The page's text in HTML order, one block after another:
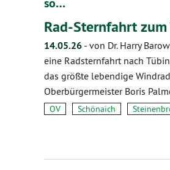
Rad-Sternfahrt
14.05.26 - von Dr. Harry
eine Radsternfahrt nach
das größte lebendige
Oberbürgermeister Boris
OV Schönaich